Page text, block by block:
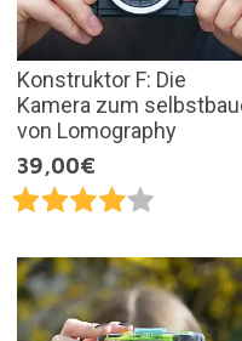
Konstruktor F: Die
Kamera zum
von Lomography
39,00€